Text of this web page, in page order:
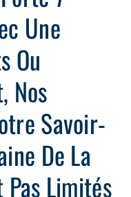
Une
Ou
Nos
Savoir-
De La
Limités